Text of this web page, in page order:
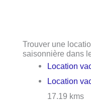
Trouver une
saisonnière dans
Location
Location
17.19 kms